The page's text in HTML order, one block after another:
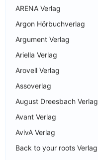
ARENA Verlag
Argon Hörbuchverlag
Argument Verlag
Ariella Verlag
Arovell Verlag
Assoverlag
August Dreesbach Verlag
Avant Verlag
AvivA Verlag
Back to your roots Verlag